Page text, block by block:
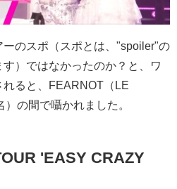
のスポ（スポとは、 "spoiler"の
）ではなかったのか？と、ワ
ると、
FEARNOT（LE
の間で囁かれました。
'EASY CRAZY